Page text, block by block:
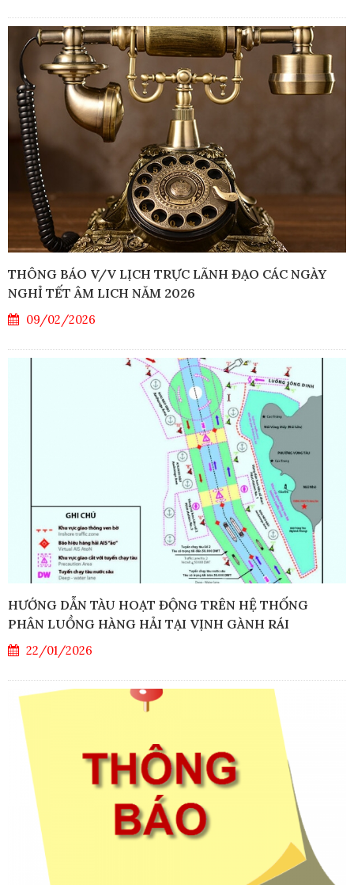
THÔNG BÁO V/V LỊCH TRỰC LÃNH ĐẠO CÁC NGÀY
NGHỈ TẾT ÂM LICH NĂM 2026
09/02/2026
HƯỚNG DẪN TÀU HOẠT ĐỘNG TRÊN HỆ THỐNG
PHÂN LUỒNG HÀNG HẢI TẠI VỊNH GÀNH RÁI
22/01/2026